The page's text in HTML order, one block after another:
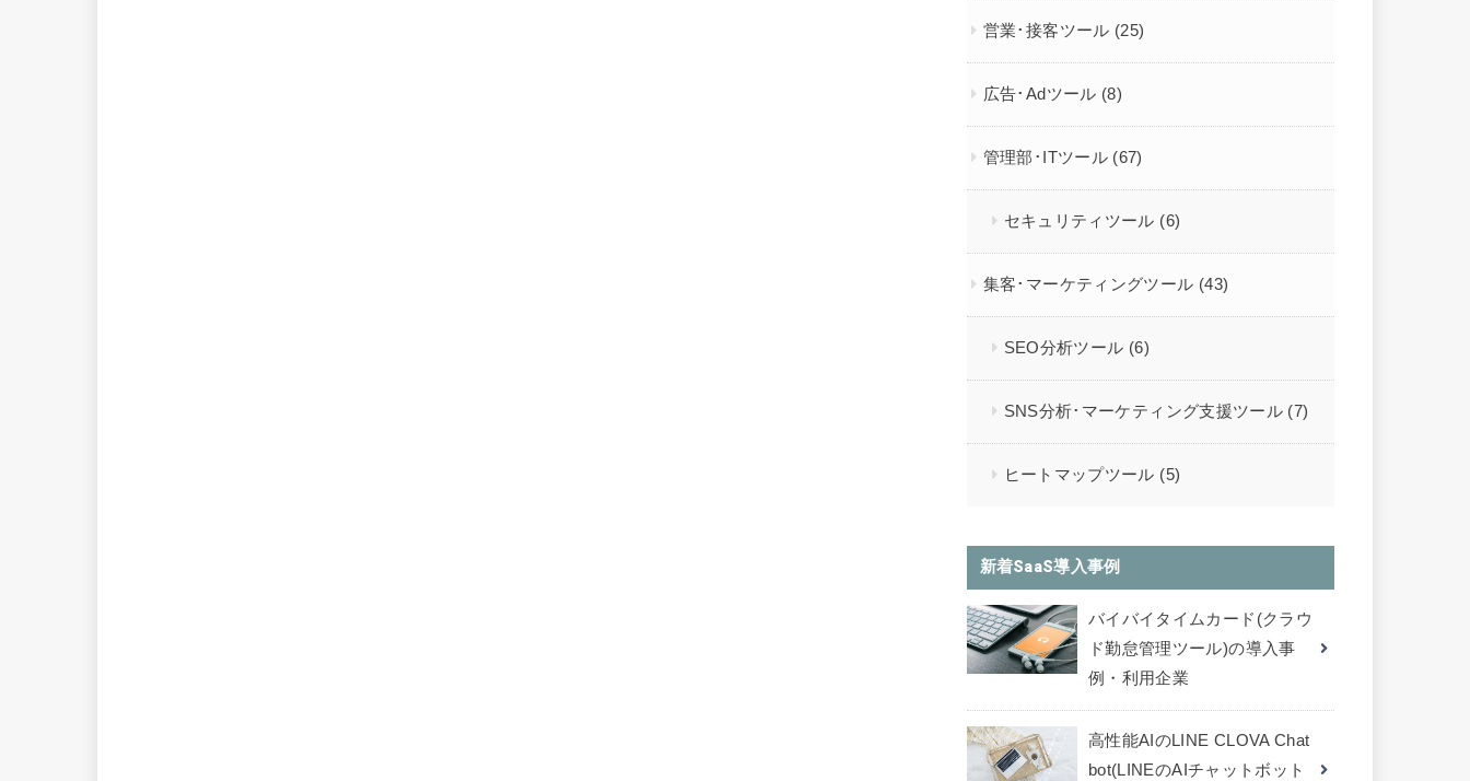
営業･接客ツール (25)
広告･Adツール (8)
管理部･ITツール (67)
セキュリティツール (6)
集客･マーケティングツール (43)
SEO分析ツール (6)
SNS分析･マーケティング支援ツール (7)
ヒートマップツール (5)
新着SaaS導入事例
バイバイタイムカード(クラウ
ド勤怠管理ツール)の導入事
例・利用企業
高性能AIのLINE CLOVA Chat
bot(LINEのAIチャットボット